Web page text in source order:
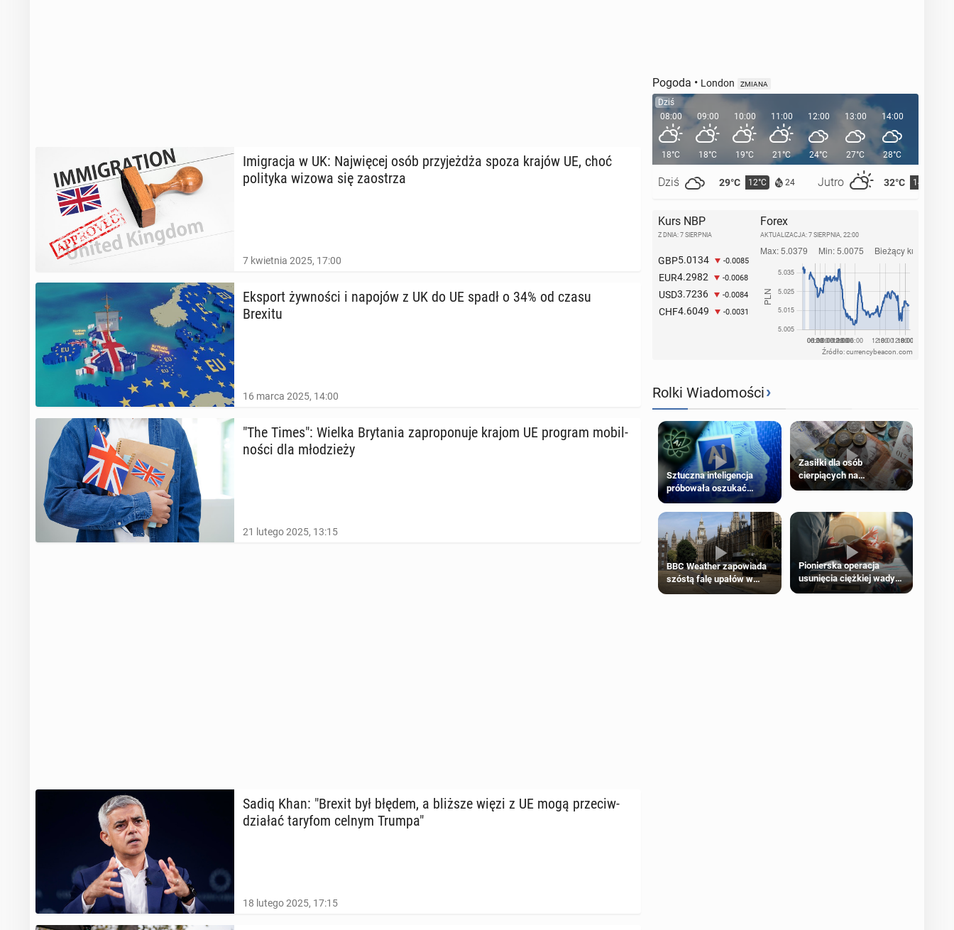
Imi­gra­cja w UK: Naj­wię­cej osób przy­jeż­dża spoza krajów UE, choć
po­li­ty­ka wizowa się za­ostrza
7 kwietnia 2025, 17:00
Eksport żyw­no­ści i napojów z UK do UE spadł o 34% od czasu
Brexitu
16 marca 2025, 14:00
"The Times": Wielka Bry­ta­nia za­pro­po­nu­je krajom UE program mo­bil­
no­ści dla mło­dzie­ży
21 lutego 2025, 13:15
Sadiq Khan: "Brexit był błędem, a bliższe więzi z UE mogą prze­ciw­
dzia­łać taryfom celnym Trumpa"
18 lutego 2025, 17:15
Pogoda • London ZMIANA
Dziś
08:00
18°C
Dziś 29°C 12°C 24 Jutro 32°C 14°C
09:00
18°C
10:00
19°C
11:00
21°C
12:00
24°C
13:00
27°C
14:00
28°C
Kurs NBP
Z DNIA: 7 SIERPNIA
GBP5.0134 -0.0085
EUR4.2982 -0.0068
USD3.7236 -0.0084
CHF4.6049 -0.0031
Forex
AKTUALIZACJA: 7 SIERPNIA, 22:00
Źródło: currencybeacon.com
Rolki Wiadomości›
Sztuczna inteligencja
próbowała oszukać
człowieka
Zasiłki dla osób
cierpiących na
schorzenia psychiczne
BBC Weather zapowiada
szóstą falę upałów w
Londynie
Pionierska operacja
usunięcia ciężkiej wady
wrodzonej płodu w łonie